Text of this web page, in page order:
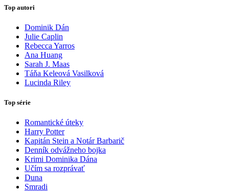
Top autori
Dominik Dán
Julie Caplin
Rebecca Yarros
Ana Huang
Sarah J. Maas
Táňa Keleová Vasilková
Lucinda Riley
Top série
Romantické úteky
Harry Potter
Kapitán Stein a Notár Barbarič
Denník odvážneho bojka
Krimi Dominika Dána
Učím sa rozprávať
Duna
Smradi